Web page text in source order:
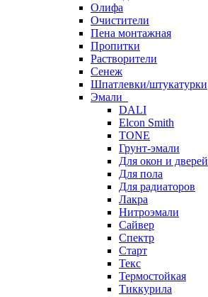
Олифа
Очистители
Пена монтажная
Пропитки
Растворители
Сенеж
Шпатлевки/штукатурки
Эмали
DALI
Elcon Smith
TONE
Грунт-эмали
Для окон и дверей
Для пола
Для радиаторов
Лакра
Нитроэмали
Сайвер
Спектр
Старт
Текс
Термостойкая
Тиккурила